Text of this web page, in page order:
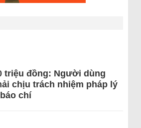
triệu đồng: Người dùng
chịu trách nhiệm pháp lý
chí